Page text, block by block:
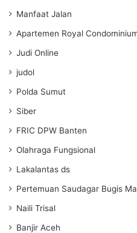
Manfaat Jalan
Apartemen Royal
Judi Online
judol
Polda Sumut
Siber
FRIC DPW Banten
Olahraga Fungsional
Lakalantas ds
Pertemuan Saudagar Bugis
Naili Trisal
Banjir Aceh